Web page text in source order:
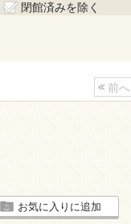
閉館済みを除く
前へ
お気に入りに追加